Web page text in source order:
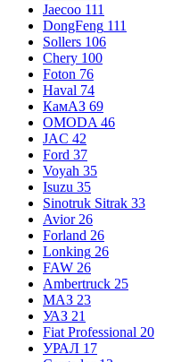
Jaecoo 111
DongFeng 111
Sollers 106
Chery 100
Foton 76
Haval 74
КамАЗ 69
OMODA 46
JAC 42
Ford 37
Voyah 35
Isuzu 35
Sinotruk Sitrak 33
Avior 26
Forland 26
Lonking 26
FAW 26
Ambertruck 25
МАЗ 23
УАЗ 21
Fiat Professional 20
УРАЛ 17